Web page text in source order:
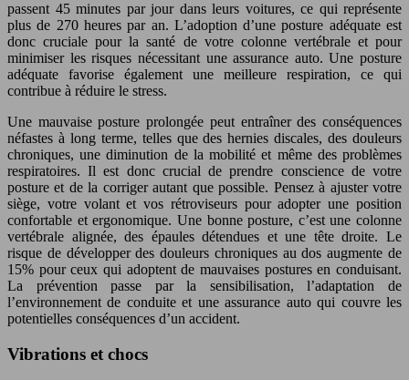
passent 45 minutes par jour dans leurs voitures, ce qui représente
plus de 270 heures par an. L’adoption d’une posture adéquate est
donc cruciale pour la santé de votre colonne vertébrale et pour
minimiser les risques nécessitant une assurance auto. Une posture
adéquate favorise également une meilleure respiration, ce qui
contribue à réduire le stress.
Une mauvaise posture prolongée peut entraîner des conséquences
néfastes à long terme, telles que des hernies discales, des douleurs
chroniques, une diminution de la mobilité et même des problèmes
respiratoires. Il est donc crucial de prendre conscience de votre
posture et de la corriger autant que possible. Pensez à ajuster votre
siège, votre volant et vos rétroviseurs pour adopter une position
confortable et ergonomique. Une bonne posture, c’est une colonne
vertébrale alignée, des épaules détendues et une tête droite. Le
risque de développer des douleurs chroniques au dos augmente de
15% pour ceux qui adoptent de mauvaises postures en conduisant.
La prévention passe par la sensibilisation, l’adaptation de
l’environnement de conduite et une assurance auto qui couvre les
potentielles conséquences d’un accident.
Vibrations et chocs